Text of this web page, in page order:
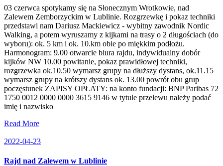
03 czerwca spotykamy się na Słonecznym Wrotkowie, nad
Zalewem Zemborzyckim w Lublinie. Rozgrzewkę i pokaz techniki
przedstawi nam Dariusz Mackiewicz - wybitny zawodnik Nordic
Walking, a potem wyruszamy z kijkami na trasy o 2 długościach (do
wyboru): ok. 5 km i ok. 10.km obie po miękkim podłożu.
Harmonogram: 9.00 otwarcie biura rajdu, indywidualny dobór
kijków NW 10.00 powitanie, pokaz prawidłowej techniki,
rozgrzewka ok.10.50 wymarsz grupy na dłuższy dystans, ok.11.15
wymarsz grupy na krótszy dystans ok. 13.00 powrót obu grup
poczęstunek ZAPISY OPŁATY: na konto fundacji: BNP Paribas 72
1750 0012 0000 0000 3615 9146 w tytule przelewu należy podać
imię i nazwisko
Read More
2022-04-23
Rajd nad Zalewem w Lublinie